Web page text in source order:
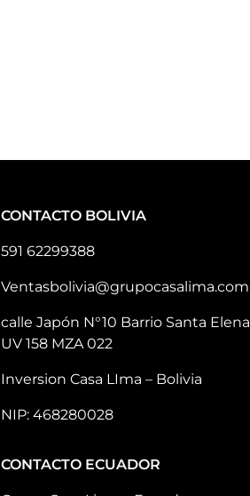
CONTACTO BOLIVIA
591 62299388
Ventasbolivia@grupocasalima.com
calle Japón N°10 Barrio Santa Elena
UV 158 MZA 022
Inversion Casa LIma – Bolivia
NIP: 468280028
CONTACTO ECUADOR